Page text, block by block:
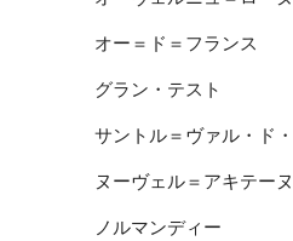
オー＝ド＝フランス
グラン・テスト
サントル＝ヴァル・ド
ヌーヴェル＝アキテーヌ
ノルマンディー